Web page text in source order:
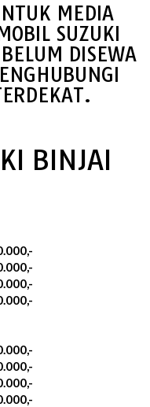
MEDIA
SUZUKI
DISEWA
BINJAI